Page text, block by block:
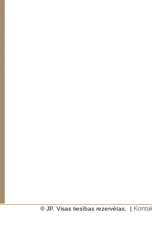
© JP. Visas tiesības rezervētas. |